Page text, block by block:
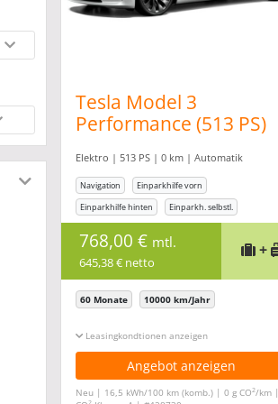
Tesla Model 3
Performance (513 PS)
Inclusive*
Elektro | 513 PS | 0 km | Automatik
Navigation
Einparkhilfe vorn
Einparkhilfe hinten
Einparkh. selbstl.
768,00 € mtl.
645,38 € netto
+
60 Monate 10000 km/Jahr
Leasingkonditionen ein-/ausblenden
Angebot anzeigen
Neu | 16,5 kWh/100 km (komb.) | 0 g CO2/km |